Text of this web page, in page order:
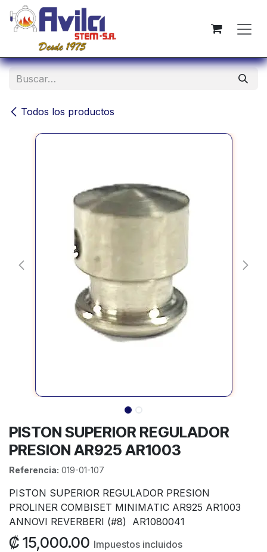
Ir al contenido
Todos los productos
PISTON SUPERIOR REGULADOR
PRESION AR925 AR1003
Referencia: 019-01-107
PISTON SUPERIOR REGULADOR PRESION
PROLINER COMBISET MINIMATIC AR925 AR1003
ANNOVI REVERBERI (#8) AR1080041
₡ 15,000.00 Impuestos incluidos